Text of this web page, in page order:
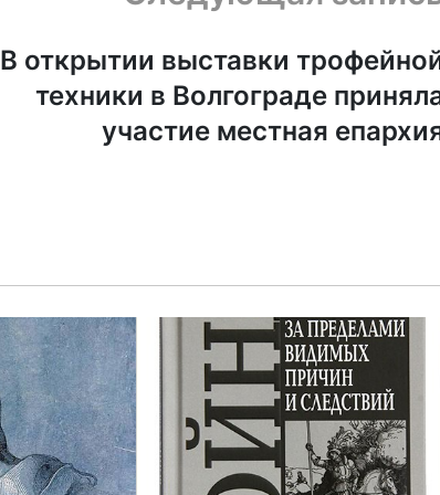
В открытии выставки
техники в Волгограде
участие местная